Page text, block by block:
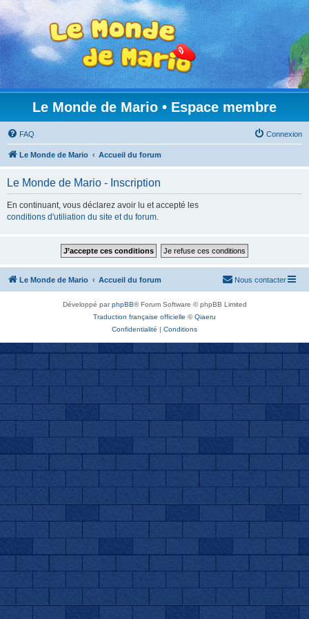
Le Monde de Mario • Espace membre
FAQ Connexion
Le Monde de Mario Accueil du forum
Le Monde de Mario - Inscription
En continuant, vous déclarez avoir lu et accepté les
conditions d'utiliation du site et du forum.
Le Monde de Mario Accueil du forum Nous contacter
Développé parphpBB® Forum Software © phpBB Limited
Traduction française officielle ©Qiaeru
Confidentialité | Conditions